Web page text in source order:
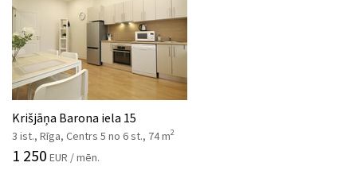
Krišjāņa Barona iela 15
3 ist., Rīga, Centrs 5 no 6 st., 74 m2
1 250 EUR / mēn.